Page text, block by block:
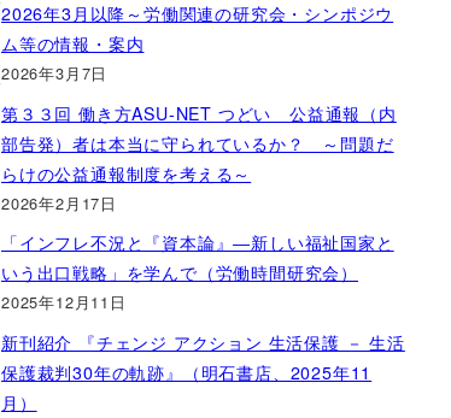
2026年3月以降～労働関連の研究会・シンポジウ
ム等の情報・案内
2026年3月7日
第３３回 働き方ASU-NET つどい 公益通報（内
部告発）者は本当に守られているか？ ～問題だ
らけの公益通報制度を考える～
2026年2月17日
「インフレ不況と『資本論』―新しい福祉国家と
いう出口戦略」を学んで（労働時間研究会）
2025年12月11日
新刊紹介 『チェンジ アクション 生活保護 － 生活
保護裁判30年の軌跡』（明石書店、2025年11
月）